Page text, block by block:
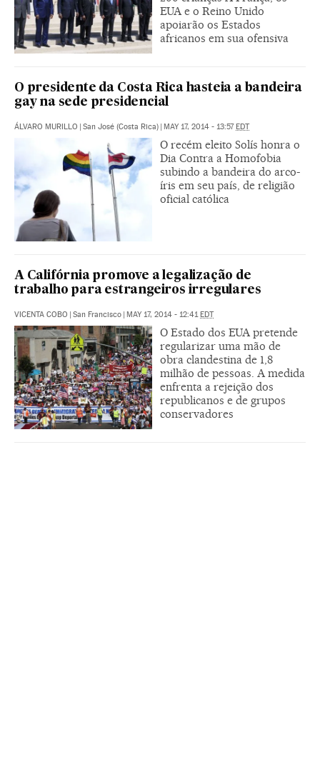
EUA e o Reino Unido
apoiarão os Estados
africanos em sua ofensiva
O presidente da Costa Rica hasteia a bandeira
gay na sede presidencial
ÁLVARO MURILLO | San José (Costa Rica) | MAY 17, 2014 - 13:57EDT
O recém eleito Solís honra o
Dia Contra a Homofobia
subindo a bandeira do arco-
íris em seu país, de religião
oficial católica
A Califórnia promove a legalização de
trabalho para estrangeiros irregulares
VICENTA COBO | San Francisco | MAY 17, 2014 - 12:41EDT
O Estado dos EUA pretende
regularizar uma mão de
obra clandestina de 1,8
milhão de pessoas. A medida
enfrenta a rejeição dos
republicanos e de grupos
conservadores